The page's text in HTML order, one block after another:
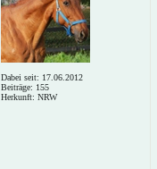
Dabei seit: 17.06.2012
Beiträge: 155
Herkunft: NRW